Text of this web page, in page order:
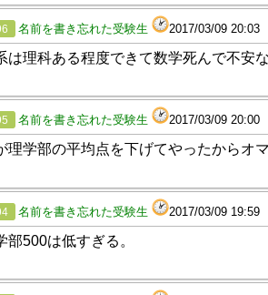
名前を書き忘れた受験生 2017/03/09 20:03
は理科ある程度できて数学死んで不安
名前を書き忘れた受験生 2017/03/09 20:00
理学部の平均点を下げてやったからオ
名前を書き忘れた受験生 2017/03/09 19:59
部500は低すぎる。